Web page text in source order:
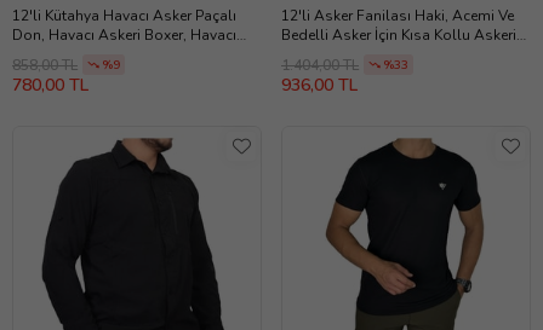
12'li Kütahya Havacı Asker Paçalı
Don, Havacı Askeri Boxer, Havacı
Asker İç Çamaşırı
858,00 TL %9
780,00 TL
12'li Asker Fanilası Haki, Acemi Ve
Bedelli Asker İçin Kısa Kollu Askeri
Atlet
1.404,00 TL %33
936,00 TL